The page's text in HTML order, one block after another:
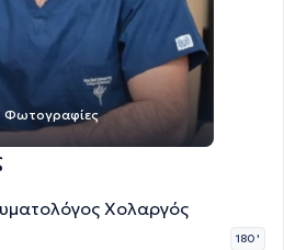
Φωτογραφίες
Χολαργός
180 '